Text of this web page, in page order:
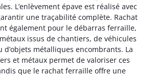
L’enlèvement épave est réalisé avec
une traçabilité complète. Rachat
également pour le débarras ferraille,
métaux issus de chantiers, de véhicules
d’objets métalliques encombrants. La
et métaux permet de valoriser ces
que le rachat ferraille offre une